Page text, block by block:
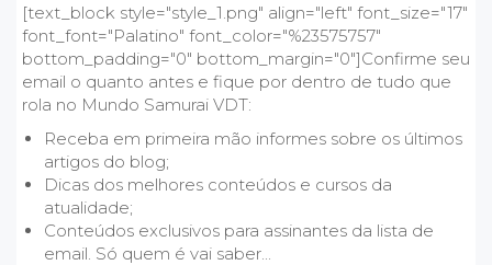
[text_block style="style_1.png" align="left" font_size="17"
font_font="Palatino" font_color="%23575757"
bottom_padding="0" bottom_margin="0"]Confirme seu
email o quanto antes e fique por dentro de tudo que
rola no Mundo Samurai VDT:
Receba em primeira mão informes sobre os últimos
artigos do blog;
Dicas dos melhores conteúdos e cursos da
atualidade;
Conteúdos exclusivos para assinantes da lista de
email. Só quem é vai saber...